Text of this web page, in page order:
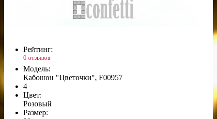
Рейтинг:
0 отзывов
Модель:
Кабошон "Цветочки", F00957
4
Цвет:
Розовый
Размер: